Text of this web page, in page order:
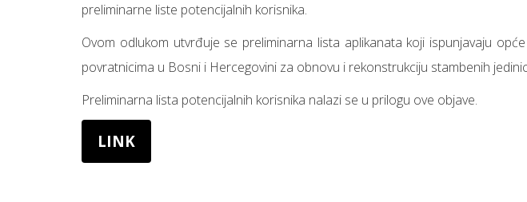
preliminarne liste potencijalnih korisnika.
Ovom odlukom utvrđuje se preliminarna lista aplikanata koji ispunjavaju
povratnicima u Bosni i Hercegovini za obnovu i rekonstrukciju stambenih
Preliminarna lista potencijalnih korisnika nalazi se u prilogu ove objave.
LINK